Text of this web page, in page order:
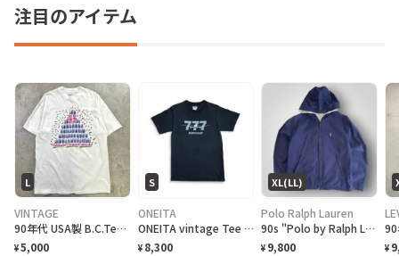
注目のアイテム
L
VINTAGE
90年代 USA製 B.C.Tee celebrate アートプリントTシャツ メンズL相当 古着 90s VINTAGE ヴィンテージ カナダ BC州 100周年記念 シングルステッチ 白色
¥5,000
S
ONEITA
ONEITA vintage Tee シングルステッチ Tシャツ BOEING ボーイング
¥ 8,300
XL(LL)
Polo Ralph Lauren
90s "Polo by Ralph Lauren" Reversible Hoodie Jacket ポロ ラルフローレン リバーシブル ジャケット[XL]
¥ 9,800 ¥